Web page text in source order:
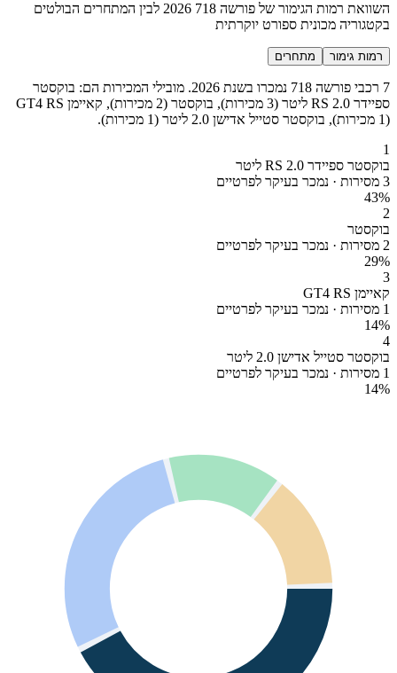
השוואת רמות הגימור של פורשה 718 2026 לבין המתחרים הבולטים
בקטגוריה מכונית ספורט יוקרתית
רמות גימור מתחרים
7 רכבי פורשה 718 נמכרו בשנת 2026. מובילי המכירות הם: בוקסטר
ספיידר RS 2.0 ליטר (3 מכירות), בוקסטר (2 מכירות), קאיימן GT4 RS
(1 מכירות), בוקסטר סטייל אדישן 2.0 ליטר (1 מכירות).
1
בוקסטר ספיידר RS 2.0 ליטר
3 מסירות · נמכר בעיקר לפרטיים
43%
2
בוקסטר
2 מסירות · נמכר בעיקר לפרטיים
29%
3
קאיימן GT4 RS
1 מסירות · נמכר בעיקר לפרטיים
14%
4
בוקסטר סטייל אדישן 2.0 ליטר
1 מסירות · נמכר בעיקר לפרטיים
14%